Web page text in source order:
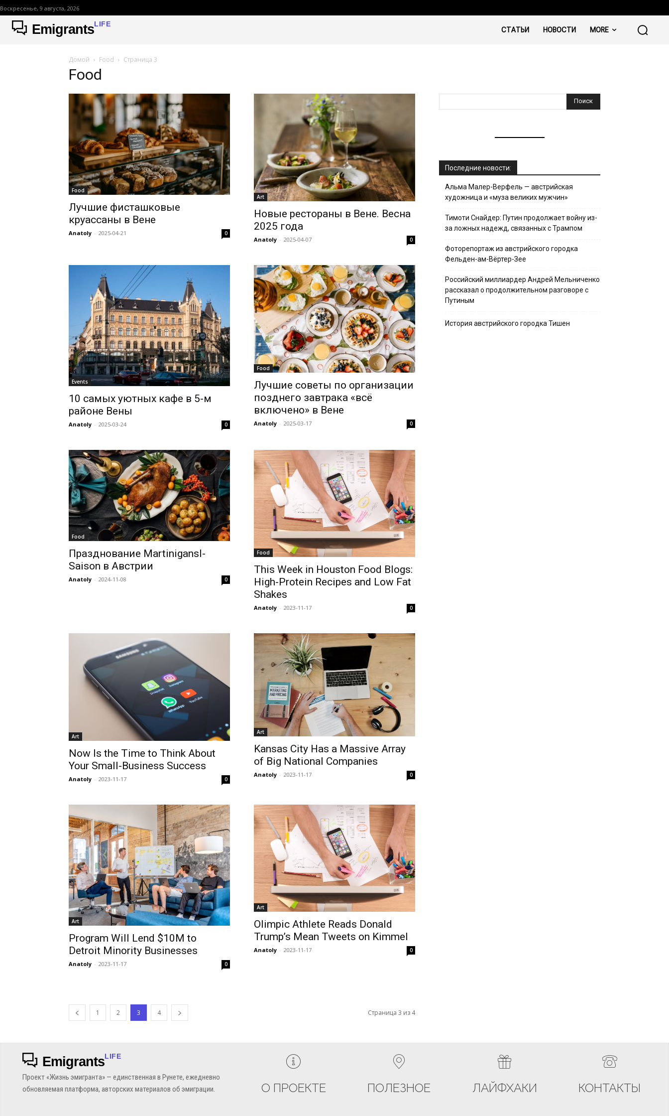
Воскресенье, 9 августа, 2026
EmigrantsLIFE
СТАТЬИ НОВОСТИ MORE
Домой Food Страница 3
Food
Food
Лучшие фисташковые
круассаны в Вене
Anatoly - 2025-04-21 0
Art
Новые рестораны в Вене. Весна
2025 года
Anatoly - 2025-04-07 0
Events
10 самых уютных кафе в 5-м
районе Вены
Anatoly - 2025-03-24 0
Food
Лучшие советы по организации
позднего завтрака «всё
включено» в Вене
Anatoly - 2025-03-17 0
Food
Празднование Martinigansl-
Saison в Австрии
Anatoly - 2024-11-08 0
Food
This Week in Houston Food Blogs:
High-Protein Recipes and Low Fat
Shakes
Anatoly - 2023-11-17 0
Art
Now Is the Time to Think About
Your Small-Business Success
Anatoly - 2023-11-17 0
Art
Kansas City Has a Massive Array
of Big National Companies
Anatoly - 2023-11-17 0
Art
Program Will Lend $10M to
Detroit Minority Businesses
Anatoly - 2023-11-17 0
Art
Olimpic Athlete Reads Donald
Trump’s Mean Tweets on Kimmel
Anatoly - 2023-11-17 0
1 2 3 4 Страница 3 из 4
Последние новости:
Альма Малер-Верфель — австрийская
художница и «муза великих мужчин»
Тимоти Снайдер: Путин продолжает войну из-
за ложных надежд, связанных с Трампом
Фоторепортаж из австрийского городка
Фельден-ам-Вёртер-Зее
Российский миллиардер Андрей Мельниченко
рассказал о продолжительном разговоре с
Путиным
История австрийского городка Тишен
EmigrantsLIFE
Проект «Жизнь эмигранта» — единственная в Рунете, ежедневно
обновляемая платформа, авторских материалов об эмиграции.
О ПРОЕКТЕ ПОЛЕЗНОЕ ЛАЙФХАКИ КОНТАКТЫ